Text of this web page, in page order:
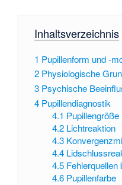
Inhaltsverzeichnis
1 Pupillenform und -
2 Physiologische
3 Psychische
4 Pupillendiagnostik
4.1 Pupillengröße
4.2 Lichtreaktion
4.3
4.4
4.5 Fehlerquellen
4.6 Pupillenfarbe